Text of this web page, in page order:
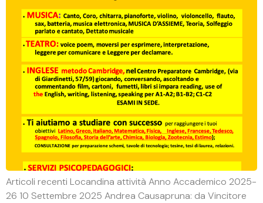
Articoli recenti Locandina attività Anno Accademico 2025-
26 10 Settembre 2025 Andrea Causapruna: da Vincitore